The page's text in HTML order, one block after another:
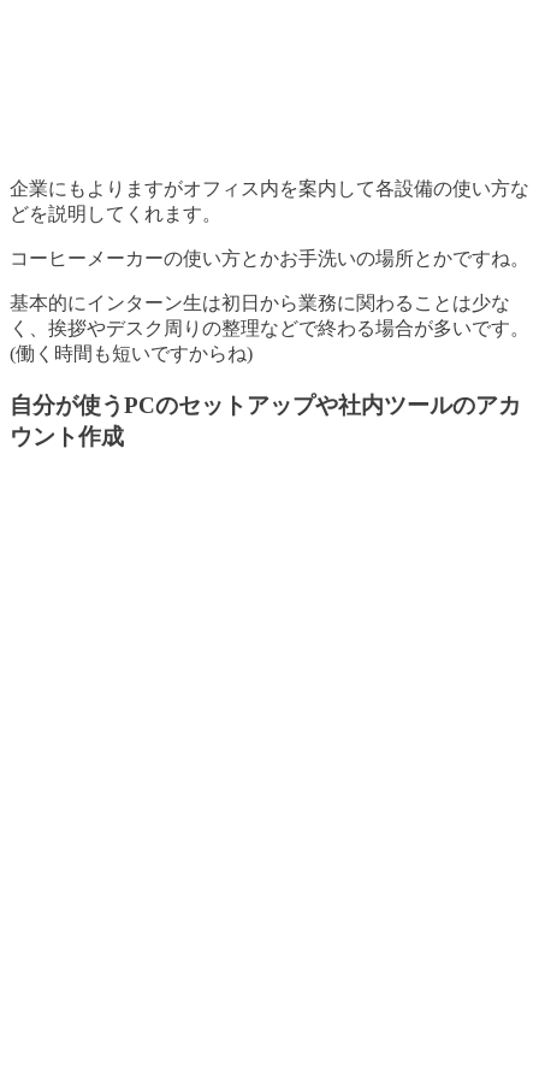
企業にもよりますがオフィス内を案内して各設備の使い方な
どを説明してくれます。
コーヒーメーカーの使い方とかお手洗いの場所とかですね。
基本的にインターン生は初日から業務に関わることは少な
く、挨拶やデスク周りの整理などで終わる場合が多いです。
(働く時間も短いですからね)
自分が使うPCのセットアップや社内ツールのアカ
ウント作成